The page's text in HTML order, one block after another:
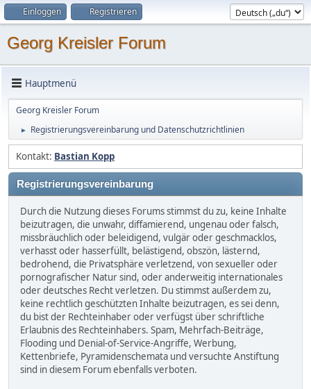
Einloggen Registrieren
Georg Kreisler Forum
Hauptmenü
Georg Kreisler Forum
► Registrierungsvereinbarung und Datenschutzrichtlinien
Kontakt: Bastian Kopp
Registrierungsvereinbarung
Durch die Nutzung dieses Forums stimmst du zu, keine Inhalte
beizutragen, die unwahr, diffamierend, ungenau oder falsch,
missbräuchlich oder beleidigend, vulgär oder geschmacklos,
verhasst oder hasserfüllt, belästigend, obszön, lästernd,
bedrohend, die Privatsphäre verletzend, von sexueller oder
pornografischer Natur sind, oder anderweitig internationales
oder deutsches Recht verletzen. Du stimmst außerdem zu,
keine rechtlich geschützten Inhalte beizutragen, es sei denn,
du bist der Rechteinhaber oder verfügst über schriftliche
Erlaubnis des Rechteinhabers. Spam, Mehrfach-Beiträge,
Flooding und Denial-of-Service-Angriffe, Werbung,
Kettenbriefe, Pyramidenschemata und versuchte Anstiftung
sind in diesem Forum ebenfalls verboten.